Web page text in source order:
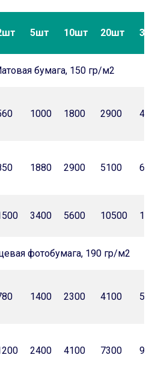
5шт 10шт 20шт
бумага, 150 гр/м2
1000 1800 2900
1880 2900 5100
3400 5600 10500
фотобумага, 190 гр/м2
1400 2300 4100
2400 4100 7300